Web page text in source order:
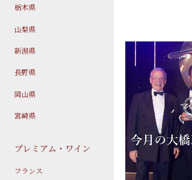
栃木県
山梨県
新潟県
長野県
岡山県
宮崎県
プレミアム・ワイン
フランス